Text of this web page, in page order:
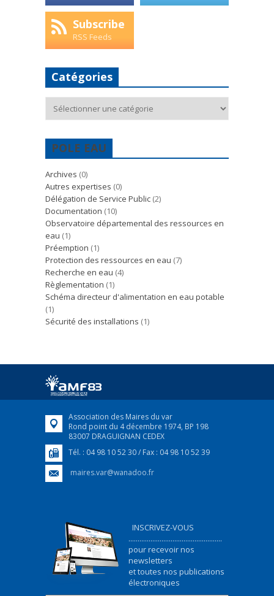
Subscribe
RSS Feeds
Catégories
POLE EAU
Archives (0)
Autres expertises (0)
Délégation de Service Public (2)
Documentation (10)
Observatoire départemental des ressources en
eau (1)
Préemption (1)
Protection des ressources en eau (7)
Recherche en eau (4)
Règlementation (1)
Schéma directeur d'alimentation en eau potable
(1)
Sécurité des installations (1)
Association des Maires du var
Rond point du 4 décembre 1974, BP 198
83007 DRAGUIGNAN CEDEX
Tél. : 04 98 10 52 30 / Fax : 04 98 10 52 39
maires.var@wanadoo.fr
INSCRIVEZ-VOUS
...................................................
pour recevoir nos
newsletters
et toutes nos publications
électroniques